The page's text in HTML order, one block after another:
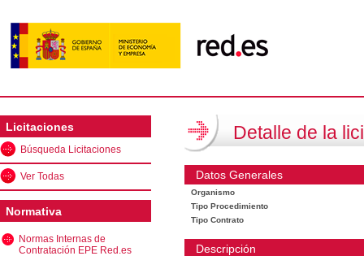
Licitaciones
Búsqueda Licitaciones
Ver Todas
Normativa
Normas Internas de
Contratación EPE Red.es
Detalle de la
Datos Generales
Organismo
Tipo Procedimiento
Tipo Contrato
Descripción